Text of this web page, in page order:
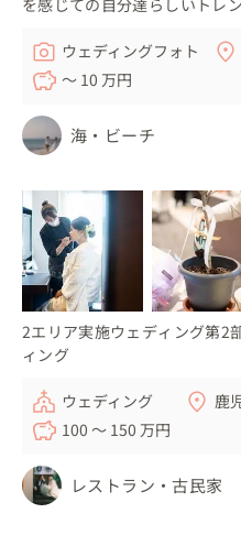
を感じての自分達らしいトレ
ウェディングフォト
〜 10 万円
海・ビーチ
2エリア実施ウェディング第2
ィング
ウェディング
鹿
100 〜 150 万円
レストラン・古民家